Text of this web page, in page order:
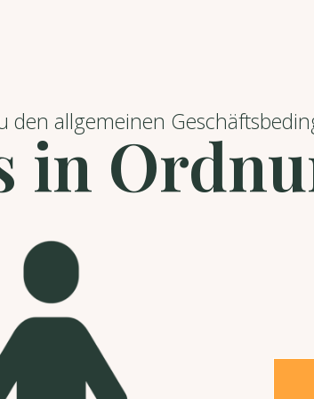
den allgemeinen
in